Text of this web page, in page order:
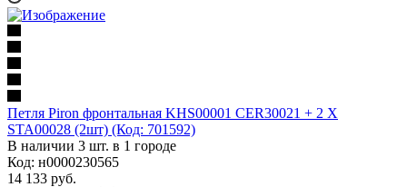
Петля Piron фронтальная KHS00001 CER30021 + 2 X
STA00028 (2шт) (Код: 701592)
В наличии 3 шт. в 1 городе
Код: н0000230565
14 133 руб.